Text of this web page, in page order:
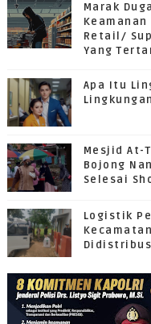
Marak
Retail/
Yang
Apa Itu
Mesjid At-
Bojong
Selesai
Logistik